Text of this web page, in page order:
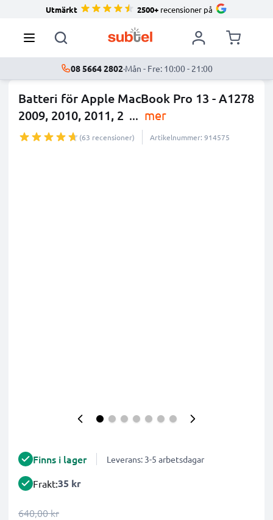
Utmärkt 2500+ recensioner på
08 5664 2802·Mån - Fre: 10:00 - 21:00
Batteri för Apple MacBook Pro 13 - A1278
2009, 2010, 2011, 2 ... mer
(63 recensioner) Artikelnummer: 914575
Finns i lager Leverans: 3-5 arbetsdagar
Frakt:35 kr
640,00 kr